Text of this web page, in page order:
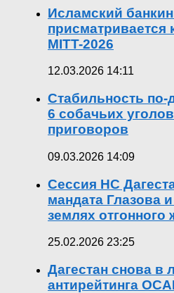
Исламский
присматривается
MITT-2026
12.03.2026 14:11
Стабильность по-
6 собачьих
приговоров
09.03.2026 14:09
Сессия НС
мандата Глазова
землях отгонного
25.02.2026 23:25
Дагестан снова в
антирейтинга